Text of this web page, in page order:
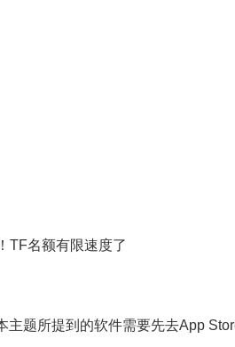
TF名额有限速度了
题所提到的软件需要先去App